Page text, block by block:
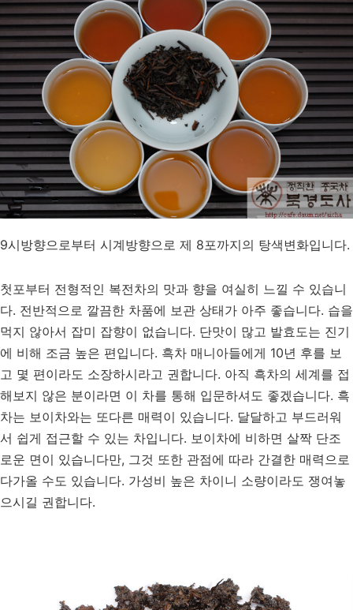
9시방향으로부터 시계방향으로 제 8포까지의 탕색변화입니다.
첫포부터 전형적인 복전차의 맛과 향을 여실히 느낄 수 있습니
다. 전반적으로 깔끔한 차품에 보관 상태가 아주 좋습니다. 습을
먹지 않아서 잡미 잡향이 없습니다. 단맛이 많고 발효도는 진기
에 비해 조금 높은 편입니다. 흑차 매니아들에게 10년 후를 보
고 몇 편이라도 소장하시라고 권합니다. 아직 흑차의 세계를 접
해보지 않은 분이라면 이 차를 통해 입문하셔도 좋겠습니다. 흑
차는 보이차와는 또다른 매력이 있습니다. 달달하고 부드러워
서 쉽게 접근할 수 있는 차입니다. 보이차에 비하면 살짝 단조
로운 면이 있습니다만, 그것 또한 관점에 따라 간결한 매력으로
다가올 수도 있습니다. 가성비 높은 차이니 소량이라도 쟁여놓
으시길 권합니다.